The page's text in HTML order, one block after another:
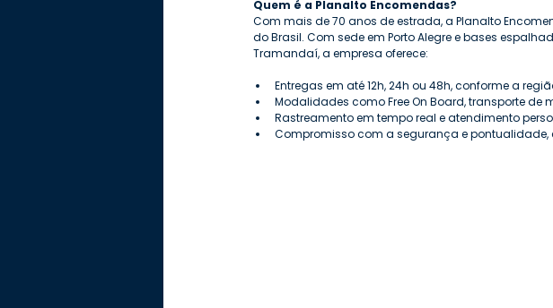
Quem é a Planalto Encomendas?
Com mais de 70 anos de estrada, a Planalto
do Brasil. Com sede em Porto Alegre e bases
Tramandaí, a empresa oferece:
Entregas em até 12h, 24h ou 48h, conforme a
Modalidades como Free On Board, transporte
Rastreamento em tempo real e atendimento
Compromisso com a segurança e